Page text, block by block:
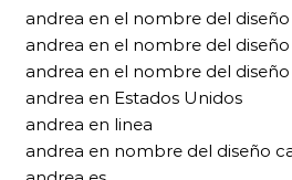
andrea en el nombre del
andrea en el nombre del
andrea en el nombre del
andrea en Estados Unidos
andrea en linea
andrea en nombre del diseño